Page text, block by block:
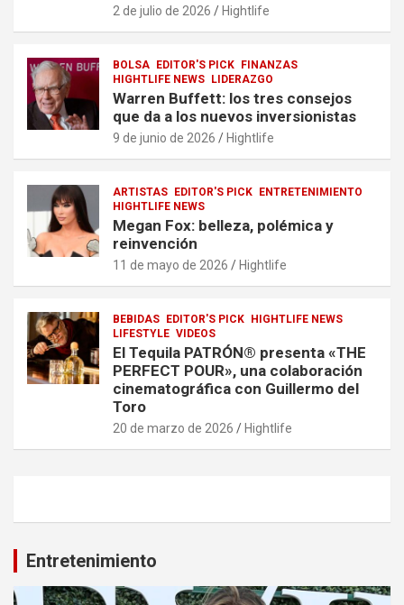
2 de julio de 2026 Hightlife
BOLSA EDITOR'S PICK
FINANZAS
HIGHTLIFE NEWS
LIDERAZGO
Warren Buffett: los tres consejos
que da a los nuevos inversionistas
9 de junio de 2026 Hightlife
ARTISTAS EDITOR'S PICK
ENTRETENIMIENTO
HIGHTLIFE NEWS
Megan Fox: belleza, polémica y
reinvención
11 de mayo de 2026 Hightlife
BEBIDAS EDITOR'S PICK
HIGHTLIFE NEWS
LIFESTYLE VIDEOS
El Tequila PATRÓN® presenta «THE
PERFECT POUR», una colaboración
cinematográfica con Guillermo del
Toro
20 de marzo de 2026 Hightlife
Entretenimiento